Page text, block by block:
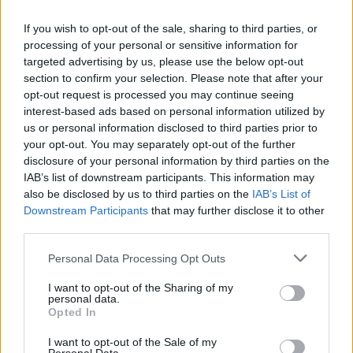
If you wish to opt-out of the sale, sharing to third parties, or
processing of your personal or sensitive information for
targeted advertising by us, please use the below opt-out
section to confirm your selection. Please note that after your
opt-out request is processed you may continue seeing
interest-based ads based on personal information utilized by
us or personal information disclosed to third parties prior to
your opt-out. You may separately opt-out of the further
disclosure of your personal information by third parties on the
IAB’s list of downstream participants. This information may
also be disclosed by us to third parties on the IAB’s List of
Downstream Participants that may further disclose it to other
Personal Data Processing Opt Outs
I want to opt-out of the Sharing of my
personal data.
Opted In
I want to opt-out of the Sale of my
z bistra w tym czasie było zbliżenie tabletkę
przyjęłam następnego dnia rano czyli wczoraj...
poprzednie zbliżenie było jakieś 10 dni temu i nie
palnuję już zbliżeń w czasie 7 dniowej przerwy
ani po niej. Czy muszę zaczynać kolejne
opakowanie abym była chroniona ?
Forum:Antykoncepcja
gość
Tabletki
Mam problem nie wiem z kim się skontaktować,
może tutaj ktoś udzieli mi odpowiedzi na
pytanie. Biorę tabletki antykoncepcyjne ponad
rok. Ostatnio nie mogłam w żadnej aptece
Dzień wcześniej miałam stosunek dlatego
pomyślałam że wezmę tabletkę po- ellaone.
Wzięłam o 10:30 tabletkę anty a o 13 ellaone.
Nie dopatrzyłam się tego że nie powinnam brać
tabletek anty razem z ellaone. Później nie brałam
POWIĄZANE
Tematy
dziecko zapłodnienie antykoncepcja